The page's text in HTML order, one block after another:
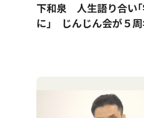
下和泉 人生語り合い｢
に｣ じんじん会が５周